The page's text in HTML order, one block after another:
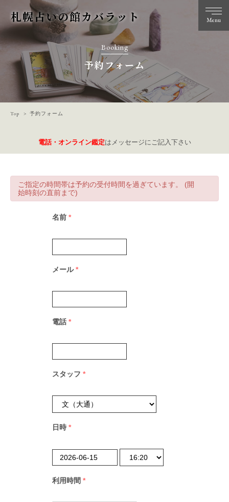
札幌占いの館カバラット Menu
Booking
予約フォーム
Top 予約フォーム
電話・オンライン鑑定はメッセージにご記入下さい
ご指定の時間帯は予約の受付時間を過ぎています。 (開
始時刻の直前まで)
名前 *
メール *
電話 *
スタッフ *
日時 *
利用時間 *